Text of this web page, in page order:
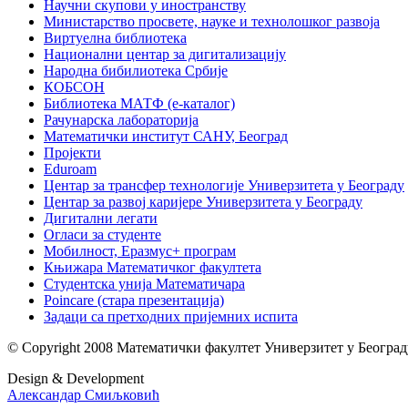
Научни скупови у иностранству
Министарство просвете, науке и технолошког развоја
Виртуелна библиотека
Национални центар за дигитализацију
Народна бибилиотека Србије
КОБСОН
Библиотека МАТФ (е-каталог)
Рачунарска лабораторија
Математички институт САНУ, Београд
Пројекти
Eduroam
Центар за трансфер технологије Универзитета у Београду
Центар за развој каријере Универзитета у Београду
Дигитални легати
Огласи за студенте
Мобилност, Еразмус+ програм
Књижара Математичког факултета
Студентска унија Математичара
Poincare (стара презентација)
Задаци са претходних пријемних испита
© Copyright 2008 Математички факултет Универзитет у
Design & Development
Александар Смиљковић